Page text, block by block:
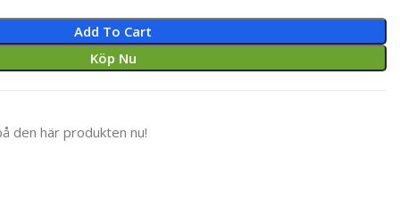
Add To Cart
Köp Nu
den här produkten nu!